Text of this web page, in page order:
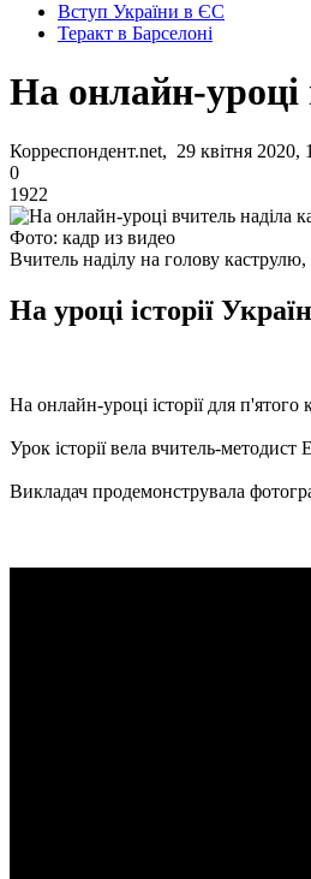
Вступ України в ЄС
Теракт в Барселоні
На онлайн-уроці
Корреспондент.net, 29 квітня 2020,
0
1922
Фото: кадр из видео
Вчитель наділу на голову
На уроці історії
На онлайн-уроці історії для
Урок історії вела вчитель-
Викладач продемонструвала